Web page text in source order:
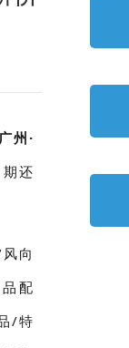
州·
还
向
配
/特